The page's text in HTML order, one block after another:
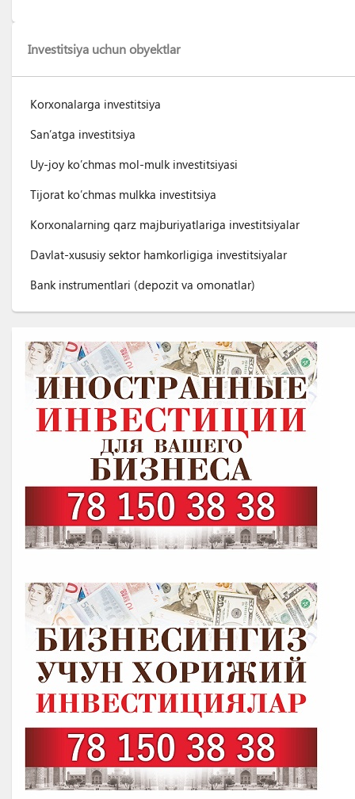
Investitsiya uchun obyektlar
Korxonalarga investitsiya
San’atga investitsiya
Uy-joy ko’chmas mol-mulk investitsiyasi
Tijorat ko’chmas mulkka investitsiya
Korxonalarning qarz majburiyatlariga investitsiyalar
Davlat-xususiy sektor hamkorligiga investitsiyalar
Bank instrumentlari (depozit va omonatlar)